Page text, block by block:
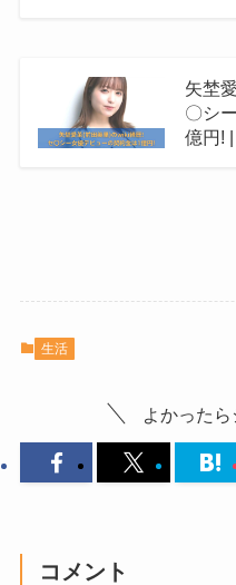
矢埜
〇シ
億円!
生活
よかったら
コメント